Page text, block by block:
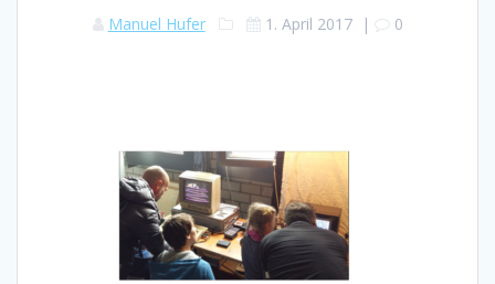
Manuel Hufer 1. April 2017| 0